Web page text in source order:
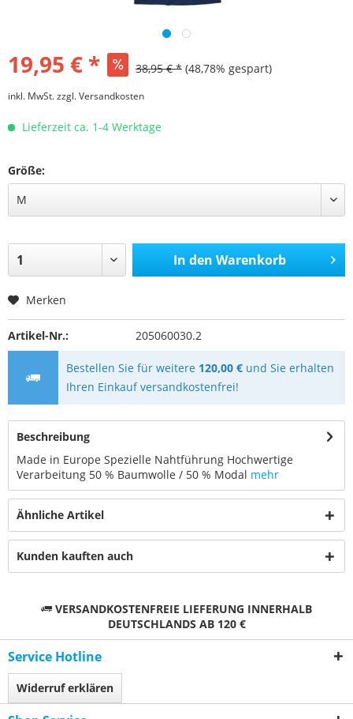
19,95 € * 38,95 € * (48,78% gespart)
inkl. MwSt.zzgl. Versandkosten
Lieferzeit ca. 1-4 Werktage
Größe:
In den Warenkorb
Merken
Artikel-Nr.: 205060030.2
Bestellen Sie für weitere 120,00 € und Sie erhalten
Ihren Einkauf versandkostenfrei!
Beschreibung
Made in Europe Spezielle Nahtführung Hochwertige
Verarbeitung 50 % Baumwolle / 50 % Modal mehr
Ähnliche Artikel
Kunden kauften auch
VERSANDKOSTENFREIE LIEFERUNG INNERHALB
DEUTSCHLANDS AB 120 €
Service Hotline
Widerruf erklären